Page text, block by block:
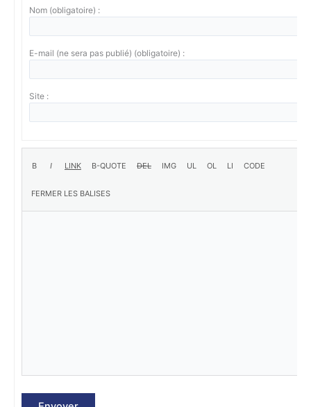
Nom (obligatoire) :
E-mail (ne sera pas publié) (obligatoire) :
Site :